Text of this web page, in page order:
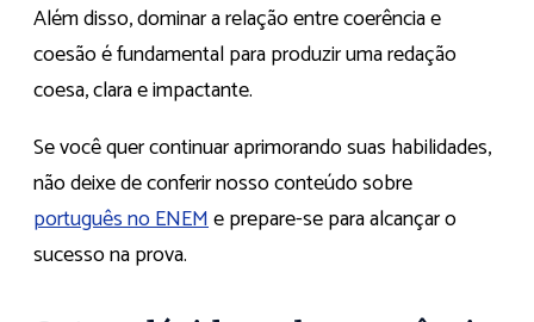
Além disso, dominar a relação entre coerência e
coesão é fundamental para produzir uma redação
coesa, clara e impactante.
Se você quer continuar aprimorando suas habilidades,
não deixe de conferir nosso conteúdo sobre
português no ENEMe prepare-se para alcançar o
sucesso na prova.